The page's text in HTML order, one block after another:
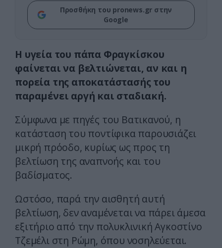
Προσθήκη του pronews.gr στην
Google
Η υγεία του πάπα Φραγκίσκου
φαίνεται να βελτιώνεται, αν και η
πορεία της αποκατάστασής του
παραμένει αργή και σταδιακή.
Σύμφωνα με πηγές του Βατικανού, η
κατάσταση του ποντίφικα παρουσιάζει
μικρή πρόοδο, κυρίως ως προς τη
βελτίωση της αναπνοής και του
βαδίσματος.
Ωστόσο, παρά την αισθητή αυτή
βελτίωση, δεν αναμένεται να πάρει άμεσα
εξιτήριο από την πολυκλινική Αγκοστίνο
Τζεμέλι στη Ρώμη, όπου νοσηλεύεται.